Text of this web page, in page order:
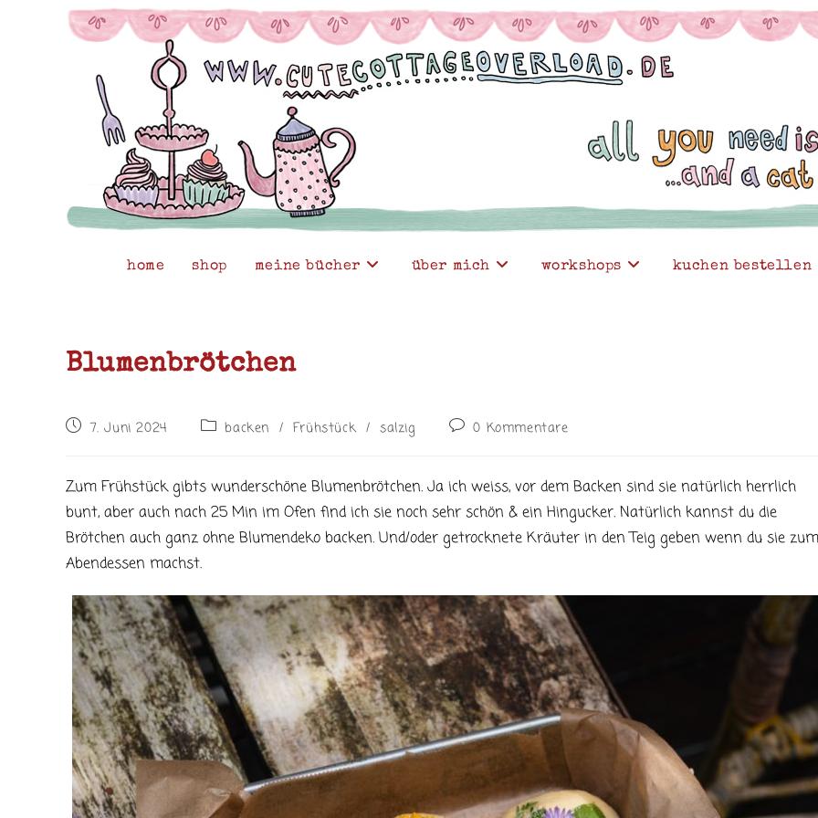
home shop meine bücher über mich workshops kuchen bestellen
Blumenbrötchen
Beitrag7. Juni 2024
Beitrags-
backen / Frühstück / salzig
Beitrags-
0 Kommentare
Zum Frühstück gibts wunderschöne Blumenbrötchen. Ja ich weiss, vor dem Backen sind sie natürlich herrlich
bunt, aber auch nach 25 Min im Ofen find ich sie noch sehr schön & ein Hingucker. Natürlich kannst du die
Brötchen auch ganz ohne Blumendeko backen. Und/oder getrocknete Kräuter in den Teig geben wenn du sie zum
Abendessen machst.